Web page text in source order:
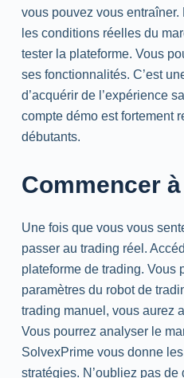
vous pouvez vous
les conditions réelles du
tester la plateforme. Vous
ses fonctionnalités. C’est
d’acquérir de l’expérience
compte démo est fortement
débutants.
Commencer
Une fois que vous vous
passer au trading réel.
plateforme de trading. Vous
paramètres du robot de
trading manuel, vous aurez
Vous pourrez analyser le
SolvexPrime vous donne
stratégies. N’oubliez pas